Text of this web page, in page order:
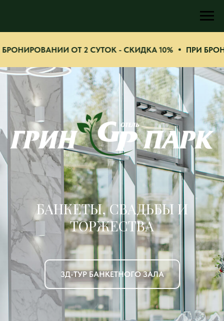
ОТ 2 СУТОК - СКИДКА 10% ПРИ
БАНКЕТЫ, СВАДЬБЫ И
ТОРЖЕСТВА
3Д-ТУР БАНКЕТНОГО ЗАЛА